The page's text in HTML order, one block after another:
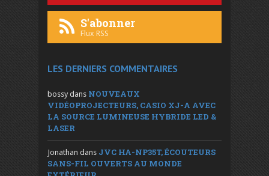
S'abonner
Flux RSS
LES DERNIERS COMMENTAIRES
bossy dans NOUVEAUX
VIDÉOPROJECTEURS, CASIO XJ-A AVEC
LA SOURCE LUMINEUSE HYBRIDE LED &
LASER
Jonathan dans JVC HA-NP35T, ÉCOUTEURS
SANS-FIL OUVERTS AU MONDE